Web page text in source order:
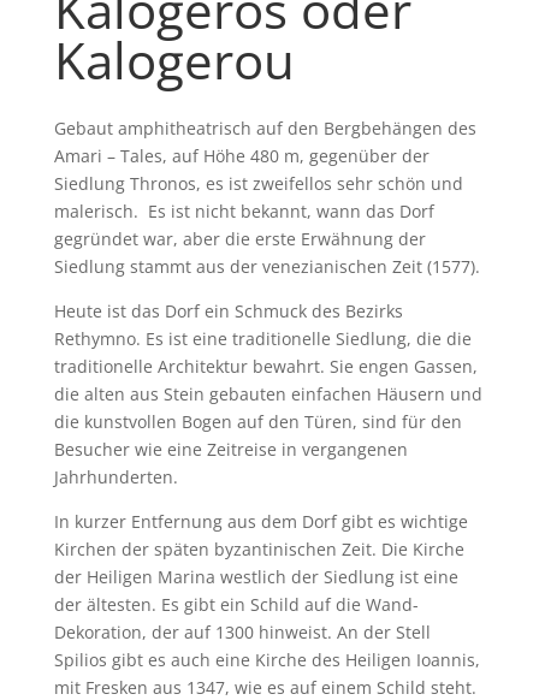
Kalogerou
Gebaut amphitheatrisch auf den Bergbehängen des
Amari – Tales, auf Höhe 480 m, gegenüber der
Siedlung Thronos, es ist zweifellos sehr schön und
malerisch. Es ist nicht bekannt, wann das Dorf
gegründet war, aber die erste Erwähnung der
Siedlung stammt aus der venezianischen Zeit (1577).
Heute ist das Dorf ein Schmuck des Bezirks
Rethymno. Es ist eine traditionelle Siedlung, die die
traditionelle Architektur bewahrt. Sie engen Gassen,
die alten aus Stein gebauten einfachen Häusern und
die kunstvollen Bogen auf den Türen, sind für den
Besucher wie eine Zeitreise in vergangenen
Jahrhunderten.
In kurzer Entfernung aus dem Dorf gibt es wichtige
Kirchen der späten byzantinischen Zeit. Die Kirche
der Heiligen Marina westlich der Siedlung ist eine
der ältesten. Es gibt ein Schild auf die Wand-
Dekoration, der auf 1300 hinweist. An der Stell
Spilios gibt es auch eine Kirche des Heiligen Ioannis,
mit Fresken aus 1347, wie es auf einem Schild steht.